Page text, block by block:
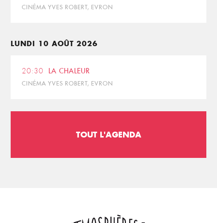
CINÉMA YVES ROBERT, EVRON
LUNDI 10 AOÛT 2026
20:30 LA CHALEUR
CINÉMA YVES ROBERT, EVRON
TOUT L'AGENDA